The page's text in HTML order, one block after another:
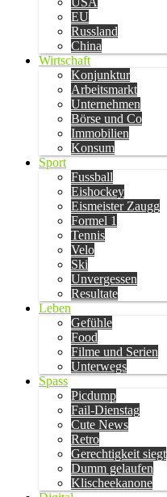
EU
Russland
China
Wirtschaft
Konjunktur
Arbeitsmarkt
Unternehmen
Börse und Co
Immobilien
Konsum
Sport
Fussball
Eishockey
Eismeister Zaugg
Formel 1
Tennis
Velo
Ski
Unvergessen
Resultate
Leben
Gefühle
Food
Filme und Serien
Unterwegs
Spass
Picdump
Fail-Dienstag
Cute News
Retro
Gerechtigkeit siegt
Dumm gelaufen
Klischeekanone